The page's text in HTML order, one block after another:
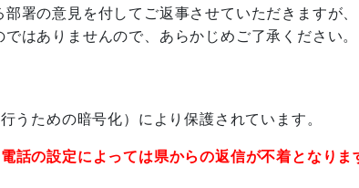
署の意見を付してご返事させていただきますが、
ありませんので、あらかじめご了承ください。
うための暗号化）により保護されています。
話の設定によっては県からの返信が不着となりま